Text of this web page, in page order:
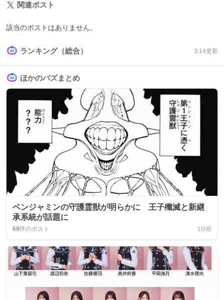
関連ポスト
該当のポストはありません。
ランキング（総合） 3:14更新
ほかのバズまとめ
ベンジャミンの守護霊獣が明らかに 王子殲滅と新継
承系統が話題に
69件のポスト 1日前